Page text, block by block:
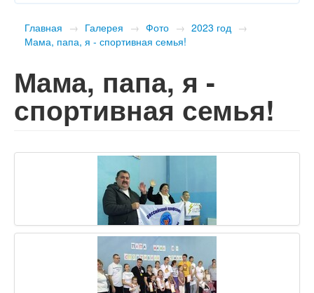
Главная → Галерея → Фото → 2023 год →
Мама, папа, я - спортивная семья!
Мама, папа, я -
спортивная семья!